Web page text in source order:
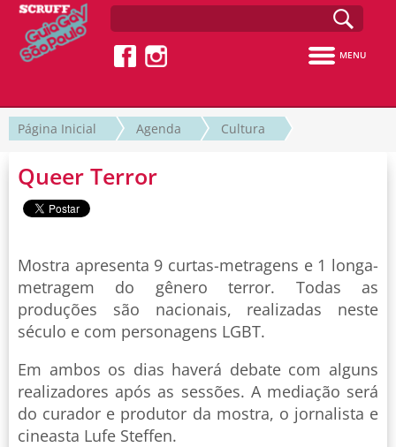
MENU
Página Inicial Agenda Cultura
Queer Terror
Mostra apresenta 9 curtas-metragens e 1 longa-
metragem do gênero terror. Todas as
produções são nacionais, realizadas neste
século e com personagens LGBT.
Em ambos os dias haverá debate com alguns
realizadores após as sessões. A mediação será
do curador e produtor da mostra, o jornalista e
cineasta Lufe Steffen.